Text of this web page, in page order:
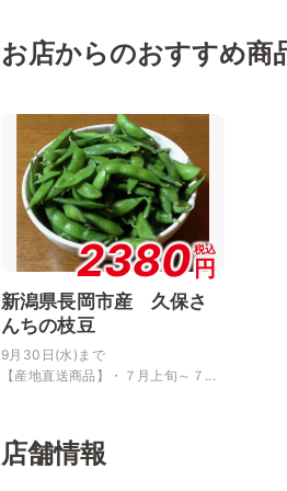
お店からのおすすめ商
2380税込
円
新潟県長岡市産 久保さ
んちの枝豆
9月30日(水)まで
【産地直送商品】・７月上旬～７...
店舗情報